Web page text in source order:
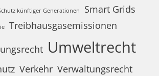
künftiger Generationen Smart Grids
Treibhausgasemissionen
Umweltrecht
Verkehr Verwaltungsrecht